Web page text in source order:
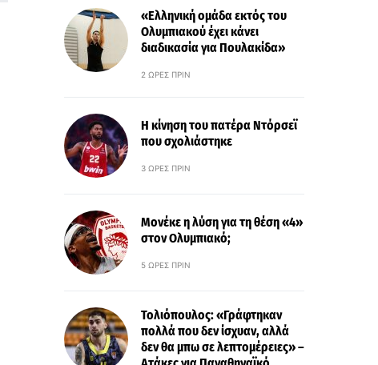
«Ελληνική ομάδα εκτός του
Ολυμπιακού έχει κάνει
διαδικασία για Πουλακίδα»
2 ΏΡΕΣ ΠΡΙΝ
Η κίνηση του πατέρα Ντόρσεϊ
που σχολιάστηκε
3 ΏΡΕΣ ΠΡΙΝ
Μονέκε η λύση για τη θέση «4»
στον Ολυμπιακό;
5 ΏΡΕΣ ΠΡΙΝ
Τολιόπουλος: «Γράφτηκαν
πολλά που δεν ίσχυαν, αλλά
δεν θα μπω σε λεπτομέρειες» –